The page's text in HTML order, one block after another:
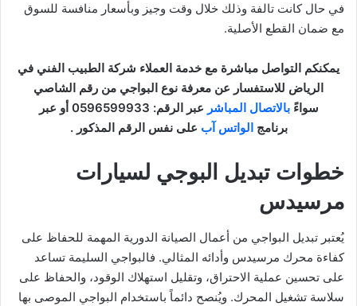
في حال كانت تالفة وذلك خلال وقت وجيز وبأسعار منافسة للسوق
مع ضمان القطع الأصلية.
يمكنكم التواصل مباشرة مع خدمة العملاء شركة الطبيب الفني في
الرياض للاستفسار عن معرفة نوع البواجي من رقم الشاصي
سواءًبالاتصال المباشر
عبر الرقم: 0596599933 أو عبر
برنامج الواتس آب على نفس الرقم المذكور .
خطوات تبديل البوجي لسيارات
مرسيدس
يُعتبر تبديل البواجي من أعمال الصيانة الدورية المهمة للحفاظ على
كفاءة محرك مرسيدس وأدائه المثالي. فالبواجي السليمة تساعد
على تحسين عملية الاحتراق، وتقليل استهلاك الوقود، والحفاظ على
سلاسة تشغيل المحرك. ويُنصح دائماً باستخدام البواجي الموصى بها